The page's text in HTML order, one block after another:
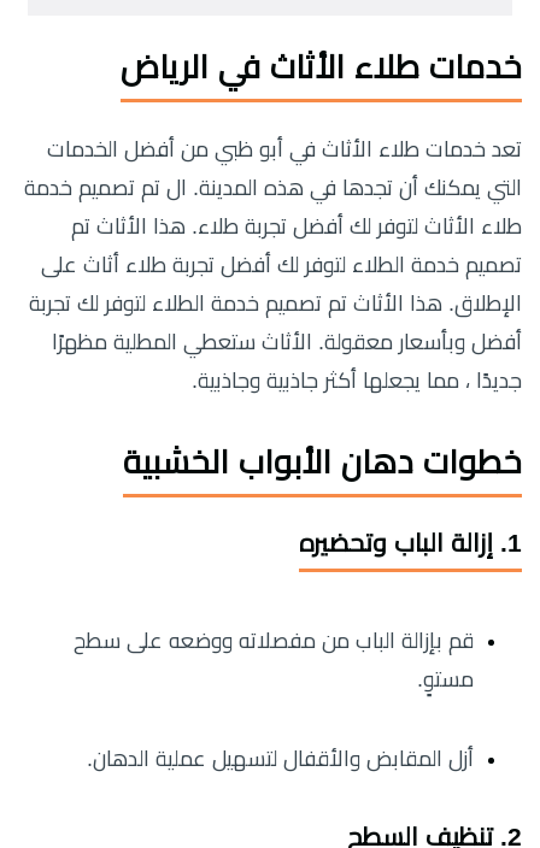
خدمات طلاء الأثاث في الرياض
تعد خدمات طلاء الأثاث في أبو ظبي من أفضل الخدمات
التي يمكنك أن تجدها في هذه المدينة. ال تم تصميم خدمة
طلاء الأثاث لتوفر لك أفضل تجربة طلاء. هذا الأثاث تم
تصميم خدمة الطلاء لتوفر لك أفضل تجربة طلاء أثاث على
الإطلاق. هذا الأثاث تم تصميم خدمة الطلاء لتوفر لك تجربة
أفضل وبأسعار معقولة. الأثاث ستعطي المطلية مظهرًا
جديدًا ، مما يجعلها أكثر جاذبية وجاذبية.
خطوات دهان الأبواب الخشبية
1. إزالة الباب وتحضيره
قم بإزالة الباب من مفصلاته ووضعه على سطح
مستوٍ.
أزل المقابض والأقفال لتسهيل عملية الدهان.
2. تنظيف السطح